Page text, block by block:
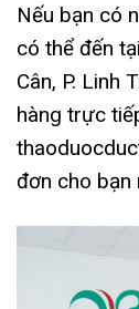
Nếu bạn có
có thể đến
Cân, P. Linh
hàng trực
đơn cho bạn